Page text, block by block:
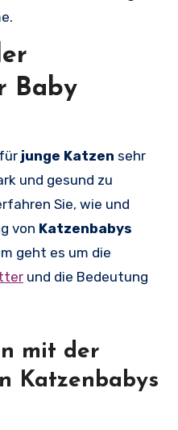
Baby
junge Katzen sehr
und gesund zu
Sie, wie und
von Katzenbabys
geht es um die
und die Bedeutung
mit der
Katzenbabys